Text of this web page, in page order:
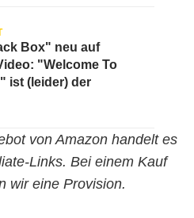
Box" neu auf
"Welcome To
ist (leider) der
von Amazon handelt es
Links. Bei einem Kauf
wir eine Provision.